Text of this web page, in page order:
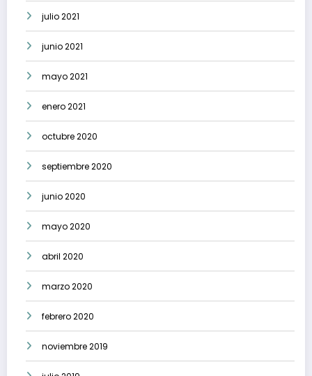
julio 2021
junio 2021
mayo 2021
enero 2021
octubre 2020
septiembre 2020
junio 2020
mayo 2020
abril 2020
marzo 2020
febrero 2020
noviembre 2019